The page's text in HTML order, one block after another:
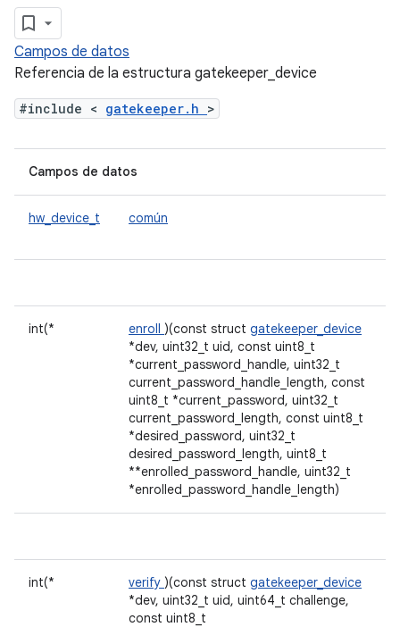
Campos de datos
Referencia de la estructura gatekeeper_device
#include < gatekeeper.h >
Campos de datos
hw_device_t común
int(* enroll )(const struct gatekeeper_device
*dev, uint32_t uid, const uint8_t
*current_password_handle, uint32_t
current_password_handle_length, const
uint8_t *current_password, uint32_t
current_password_length, const uint8_t
*desired_password, uint32_t
desired_password_length, uint8_t
**enrolled_password_handle, uint32_t
*enrolled_password_handle_length)
int(* verify )(const struct gatekeeper_device
*dev, uint32_t uid, uint64_t challenge,
const uint8_t